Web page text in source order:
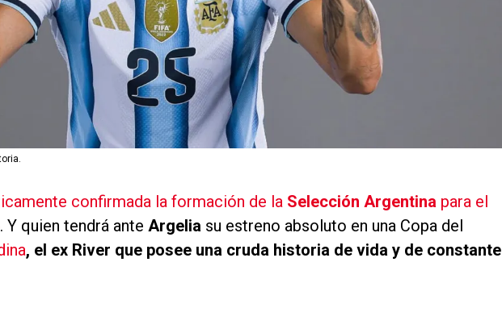
confirmada la formación de la Selección Argentina para el
. Y quien tendrá ante Argelia su estreno absoluto en una Copa del
, el ex River que posee una cruda historia de vida y de constante